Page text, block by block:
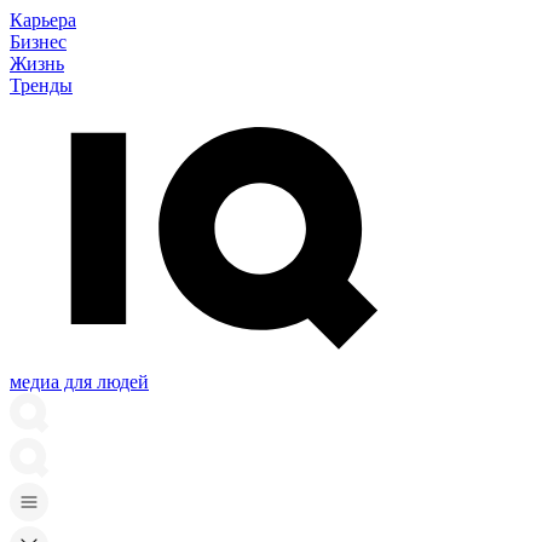
Карьера
Бизнес
Жизнь
Тренды
медиа для людей